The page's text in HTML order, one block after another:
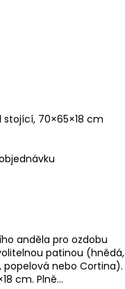
70×65×18 cm
anděla pro ozdobu
patinou (hnědá,
nebo Cortina).
cm. Plně...